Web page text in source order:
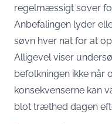
regelmæssigt sover
Anbefalingen lyder
søvn hver nat for at
Alligevel viser
befolkningen ikke når
konsekvenserne kan
blot træthed dagen